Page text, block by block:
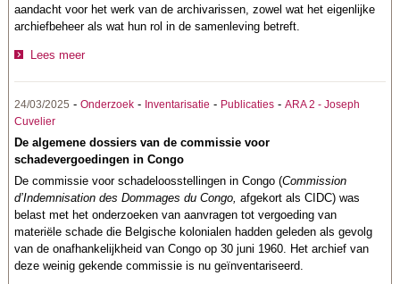
aandacht voor het werk van de archivarissen, zowel wat het eigenlijke
archiefbeheer als wat hun rol in de samenleving betreft.
Lees meer
24/03/2025 -Onderzoek - Inventarisatie - Publicaties -ARA 2 - Joseph
Cuvelier
De algemene dossiers van de commissie voor
schadevergoedingen in Congo
De commissie voor schadeloosstellingen in Congo (Commission
d’Indemnisation des Dommages du Congo,afgekort als CIDC) was
belast met het onderzoeken van aanvragen tot vergoeding van
materiële schade die Belgische kolonialen hadden geleden als gevolg
van de onafhankelijkheid van Congo op 30 juni 1960. Het archief van
deze weinig gekende commissie is nu geïnventariseerd.